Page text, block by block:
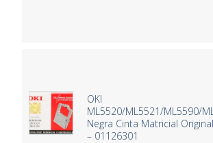
OKI
ML5520/ML5521/ML5590/
Negra Cinta Matricial Original
– 01126301